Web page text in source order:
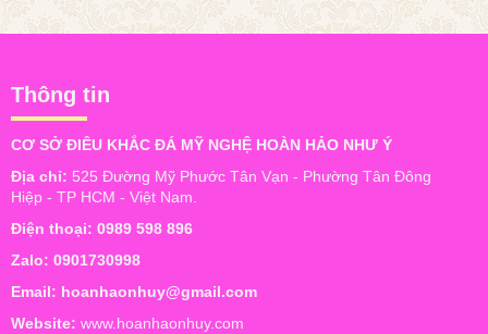
Thông tin
CƠ SỞ ĐIÊU KHẮC ĐÁ MỸ NGHỆ HOÀN HẢO NHƯ Ý
Địa chỉ: 525 Đường Mỹ Phước Tân Vạn - Phường Tân Đông
Hiệp - TP HCM - Việt Nam.
Điện thoại: 0989 598 896
Zalo: 0901730998
Email: hoanhaonhuy@gmail.com
Website: www.hoanhaonhuy.com